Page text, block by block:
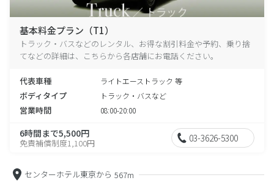
基本料金プラン（T1）
トラック・バスなどのレンタル、お得な割引料金や予約、乗り捨
てなどの詳細は、こちらから各店舗にお電話ください。
代表車種 ライトエーストラック 等
ボディタイプ トラック・バスなど
営業時間 08:00-20:00
6時間まで5,500円
免責補償制度1,100円 03-3626-5300
センターホテル東京から 567m